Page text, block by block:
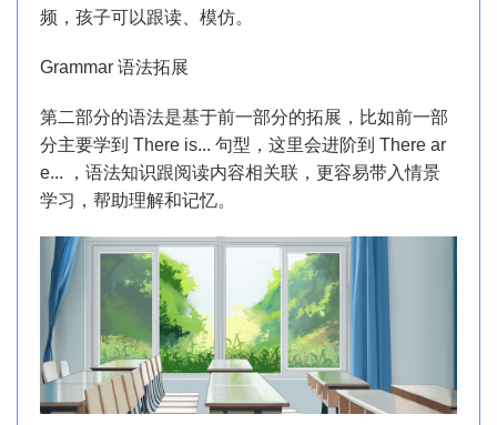
频，孩子可以跟读、模仿。
Grammar 语法拓展
第二部分的语法是基于前一部分的拓展，比如前一部
分主要学到 There is... 句型，这里会进阶到 There ar
e... ，语法知识跟阅读内容相关联，更容易带入情景
学习，帮助理解和记忆。